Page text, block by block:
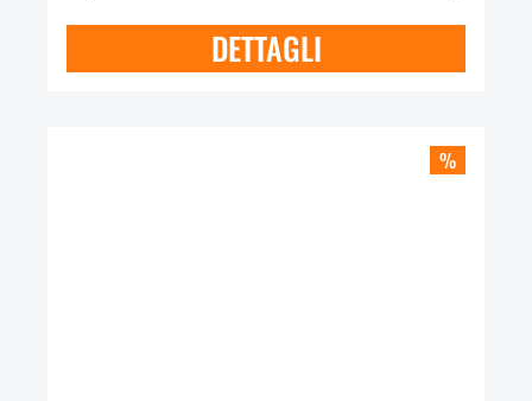
DETTAGLI
%